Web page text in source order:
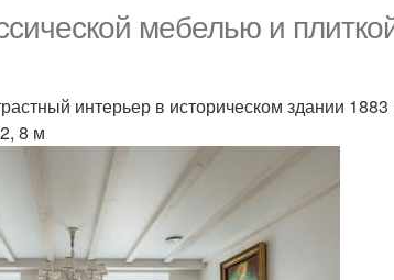
мебелью и
интерьер в историческом здании 1883
8 м